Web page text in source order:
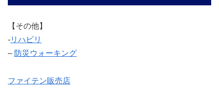
【その他】
‐リハビリ
– 防災ウォーキング
ファイテン販売店